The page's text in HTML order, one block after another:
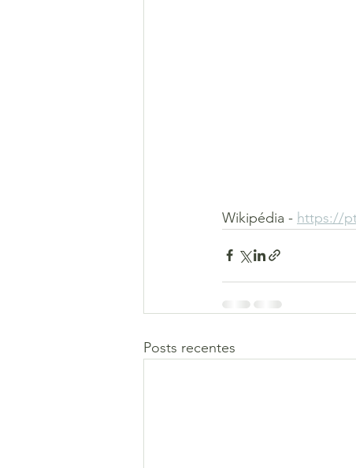
Wikipédia - https://
Posts recentes